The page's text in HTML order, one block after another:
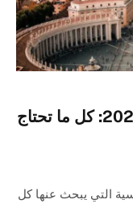
دليل تصريح الإقامة في إيطاليا 2027: كل ما تحتاج
التي يبحث عنها كل